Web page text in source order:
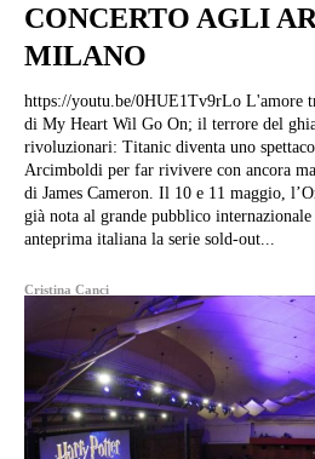
CONCERTO AGLI
MILANO
https://youtu.be/0HUE1Tv9rLo L'amore tra Jack e Rose sulle le note
di My Heart Wil Go On; il terrore del
rivoluzionari: Titanic diventa uno
Arcimboldi per far rivivere con ancora
di James Cameron. Il 10 e 11 maggio, l’Orchestra Italiana del Cinema,
già nota al grande pubblico
anteprima italiana la serie sold-out...
Cristina Canci